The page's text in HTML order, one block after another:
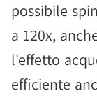
possibile
a 120x,
l'effetto
efficiente